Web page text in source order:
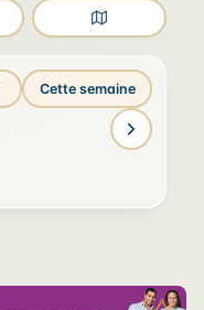
Voir la carte
Cette semaine